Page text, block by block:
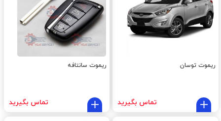
ریموت توسان
تماس بگیرید
ریموت سانتافه
تماس بگیرید